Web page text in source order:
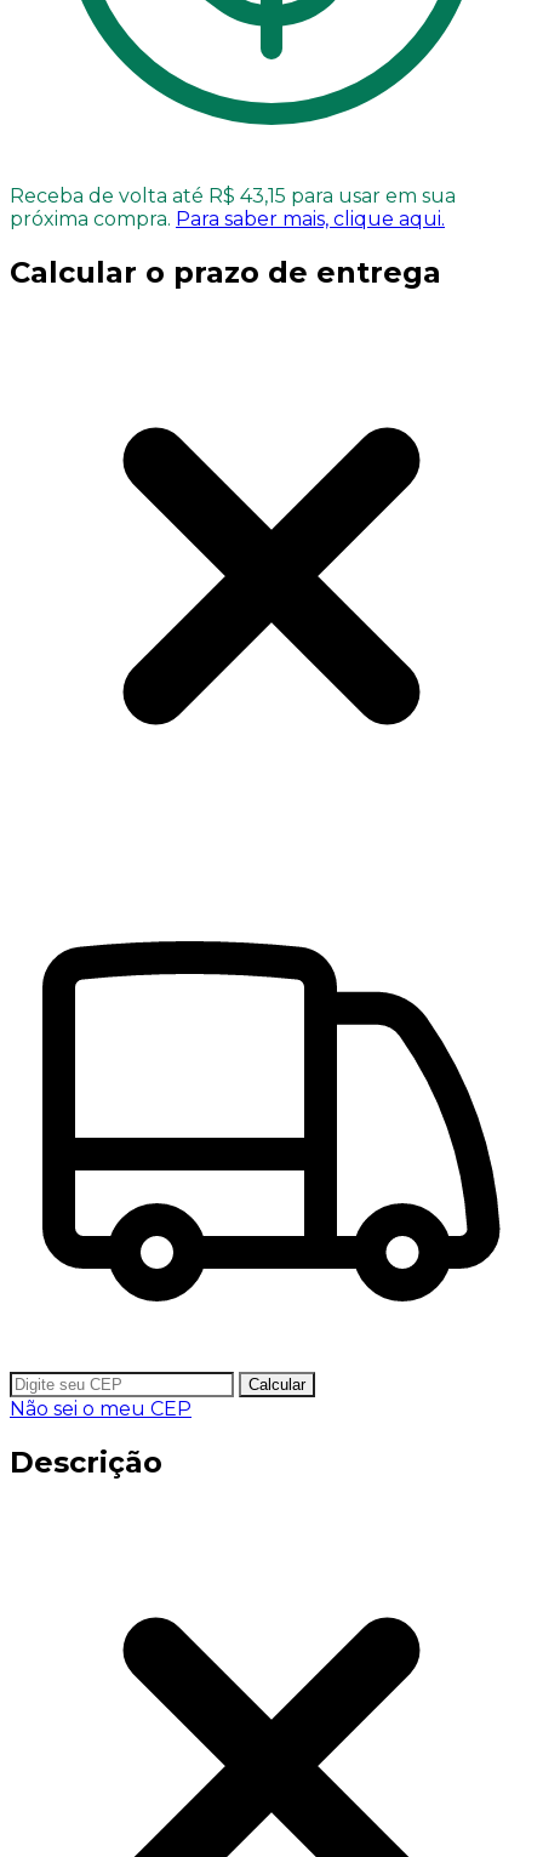
Receba de volta até R$ 43,15 para usar em sua
próxima compra. Para saber mais, clique aqui.
Calcular o prazo de entrega
Calcular
Não sei o meu CEP
Descrição